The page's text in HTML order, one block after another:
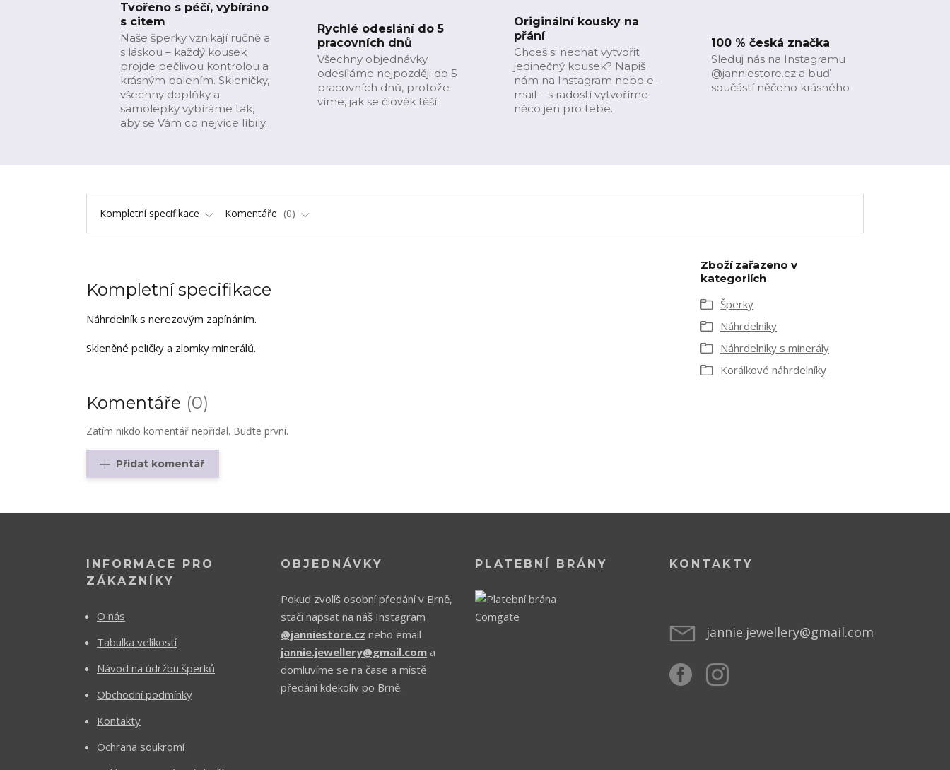
Tvořeno s péčí, vybíráno
s citem
Naše šperky vznikají ručně a
s láskou – každý kousek
projde pečlivou kontrolou a
krásným balením. Skleničky,
všechny doplňky a
samolepky vybíráme tak,
aby se Vám co nejvíce líbily.
Rychlé odeslání do 5
pracovních dnů
Všechny objednávky
odesíláme nejpozději do 5
pracovních dnů, protože
víme, jak se člověk těší.
Originální kousky na
přání
Chceš si nechat vytvořit
jedinečný kousek? Napiš
nám na Instagram nebo e-
mail – s radostí vytvoříme
něco jen pro tebe.
100 % česká značka
Sleduj nás na Instagramu
@janniestore.cz a buď
součástí něčeho krásného
Kompletní specifikace Komentáře 0
Kompletní specifikace
Náhrdelník s nerezovým zapínáním.
Skleněné peličky a zlomky minerálů.
Komentáře 0
Zatím nikdo komentář nepřidal. Buďte první.
Přidat komentář
Zboží zařazeno v
kategoriích
Šperky
Náhrdelníky
Náhrdelníky s minerály
Korálkové náhrdelníky
INFORMACE PRO
ZÁKAZNÍKY
O nás
Tabulka velikostí
Návod na údržbu šperků
Obchodní podmínky
Kontakty
Ochrana soukromí
OBJEDNÁVKY
Pokud zvolíš osobní předání v Brně,
stačí napsat na náš Instagram
@janniestore.cz nebo email
jannie.jewellery@gmail.com a
domluvíme se na čase a místě
předání kdekoliv po Brně.
PLATEBNÍ BRÁNY KONTAKTY
jannie.jewellery@gmail.com